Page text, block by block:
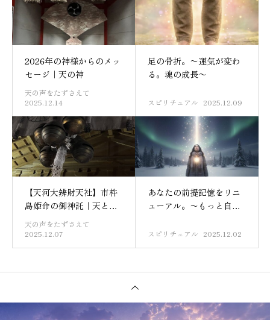
2026年の神様からのメッ
セージ｜天の神
天の声をたずさえて
2025.12.14
足の骨折。〜運気が変わ
る。魂の成長〜
スピリチュアル 2025.12.09
【天河大辨財天社】市杵
島姫命の御神託｜天と地
をつなぐ宮
天の声をたずさえて
2025.12.07
あなたの前提記憶をリニ
ューアル。〜もっと自由
スピリチュアル 2025.12.02